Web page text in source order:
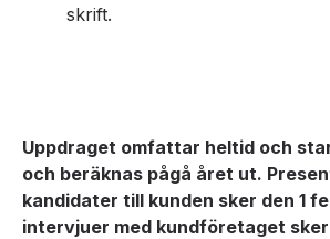
skrift.
Uppdraget omfattar heltid och
och beräknas pågå året ut.
kandidater till kunden sker den 1
intervjuer med kundföretaget